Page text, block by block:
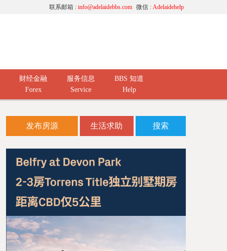
微信 : Adelaidehelp
联系邮箱 : info@adelaidebbs.com
财经金融
Forex
服务信息
Service
BBS 知道
Help
发布房源 生活求助 搜索